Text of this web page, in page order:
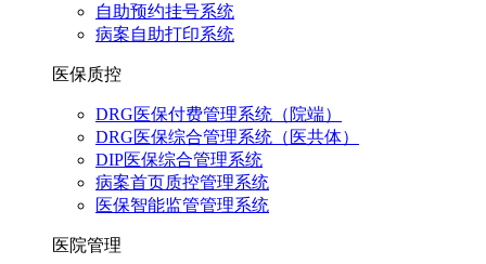
自助预约挂号系统
病案自助打印系统
医保质控
DRG医保付费管理系统（院端）
DRG医保综合管理系统（医共体）
DIP医保综合管理系统
病案首页质控管理系统
医保智能监管管理系统
医院管理